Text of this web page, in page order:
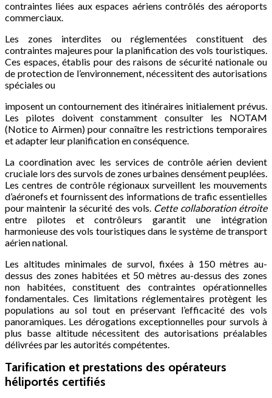
contraintes liées aux espaces aériens contrôlés des aéroports
commerciaux.
Les zones interdites ou réglementées constituent des
contraintes majeures pour la planification des vols touristiques.
Ces espaces, établis pour des raisons de sécurité nationale ou
de protection de l’environnement, nécessitent des autorisations
spéciales ou
imposent un contournement des itinéraires initialement prévus.
Les pilotes doivent constamment consulter les NOTAM
(Notice to Airmen) pour connaître les restrictions temporaires
et adapter leur planification en conséquence.
La coordination avec les services de contrôle aérien devient
cruciale lors des survols de zones urbaines densément peuplées.
Les centres de contrôle régionaux surveillent les mouvements
d’aéronefs et fournissent des informations de trafic essentielles
pour maintenir la sécurité des vols. Cette collaboration étroite
entre pilotes et contrôleurs garantit une intégration
harmonieuse des vols touristiques dans le système de transport
aérien national.
Les altitudes minimales de survol, fixées à 150 mètres au-
dessus des zones habitées et 50 mètres au-dessus des zones
non habitées, constituent des contraintes opérationnelles
fondamentales. Ces limitations réglementaires protègent les
populations au sol tout en préservant l’efficacité des vols
panoramiques. Les dérogations exceptionnelles pour survols à
plus basse altitude nécessitent des autorisations préalables
délivrées par les autorités compétentes.
Tarification et prestations des opérateurs
héliportés certifiés